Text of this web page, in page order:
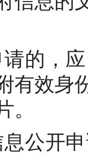
的，
有效身
。
公开